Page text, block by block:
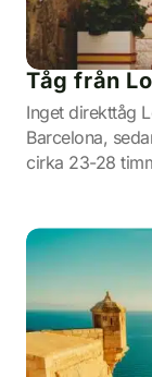
Tåg från
Inget direkttåg
Barcelona,
cirka 23-28